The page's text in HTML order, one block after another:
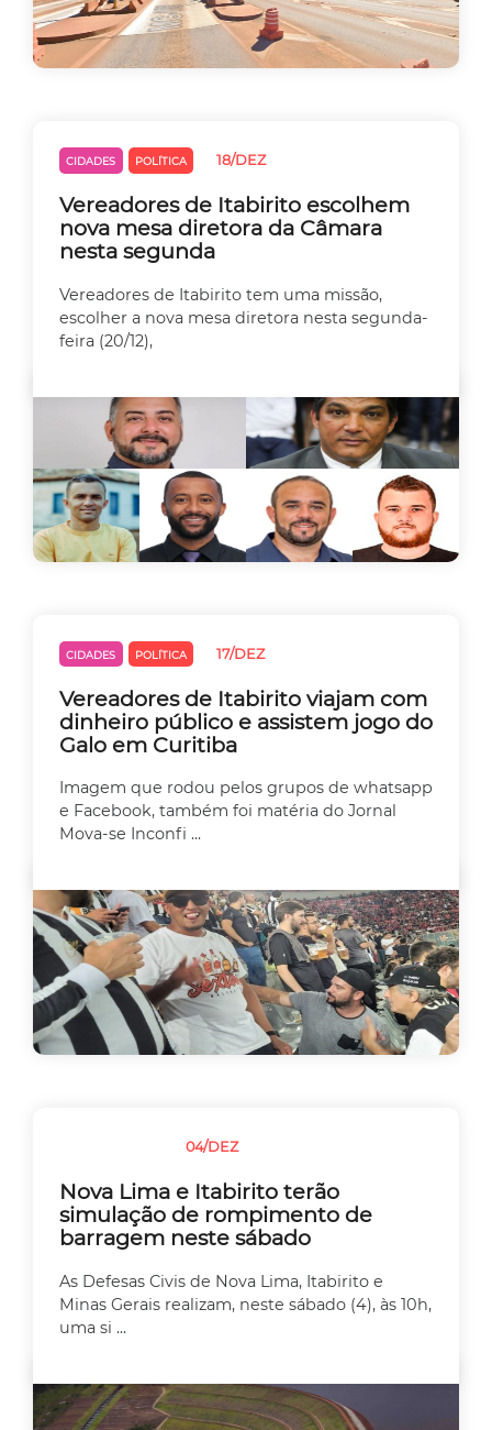
CIDADES POLÍTICA 18/DEZ
Vereadores de Itabirito escolhem
nova mesa diretora da Câmara
nesta segunda
Vereadores de Itabirito tem uma missão,
escolher a nova mesa diretora nesta segunda-
feira (20/12),
CIDADES POLÍTICA 17/DEZ
Vereadores de Itabirito viajam com
dinheiro público e assistem jogo do
Galo em Curitiba
Imagem que rodou pelos grupos de whatsapp
e Facebook, também foi matéria do Jornal
Mova-se Inconfi ...
04/DEZ
Nova Lima e Itabirito terão
simulação de rompimento de
barragem neste sábado
As Defesas Civis de Nova Lima, Itabirito e
Minas Gerais realizam, neste sábado (4), às 10h,
uma si ...